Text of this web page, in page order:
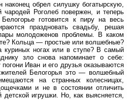
наконец обрел силушку богатырскую,
чародей Роголеб повержен, и теперь
готовится к пиру на весь
праздновать свадьбу, решая
молодоженов проблемы. В каком
Кольца — простые или волшебные?
ногах или в ступе? В самый
зло снова напоминает о себе:
Иван и его друзья оказываются
Белогорья это — волшебный
на странных колесницах,
и не в состоянии отличить
игрушки. Но, как выясняется,